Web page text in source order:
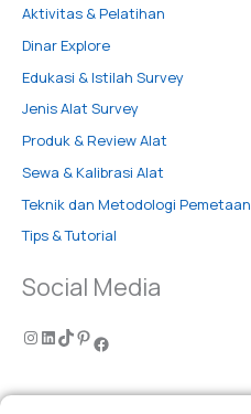
Aktivitas & Pelatihan
Dinar Explore
Edukasi & Istilah Survey
Jenis Alat Survey
Produk & Review Alat
Sewa & Kalibrasi Alat
Teknik dan Metodologi Pemetaan
Tips & Tutorial
Social Media